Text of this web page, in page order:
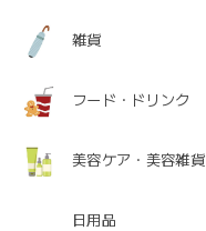
雑貨
フード・ドリンク
美容ケア・美容雑貨
日用品